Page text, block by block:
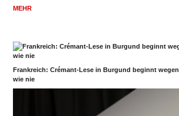
MEHR
Frankreich: Crémant-Lese in Burgund beginnt
wie nie